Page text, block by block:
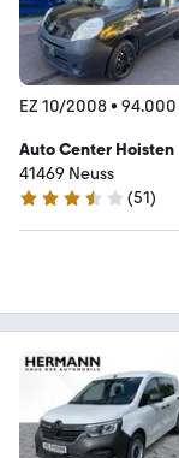
EZ 10/2008• 94.000
Auto Center Hoisten
41469 Neuss
3.3 Sterne
(51)